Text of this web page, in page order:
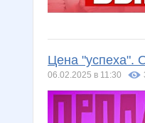
Цена "успеха".
06.02.2025 в 11:30